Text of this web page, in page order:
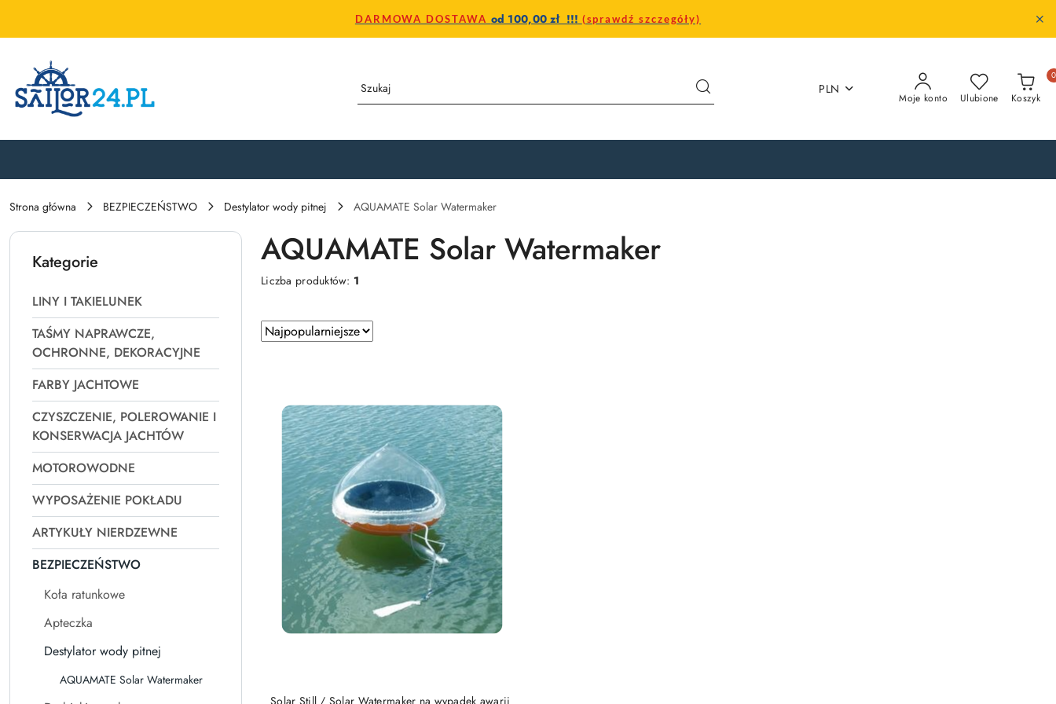
DARMOWA DOSTAWA od 100,00 zł !!! (sprawdź szczegóły)
PLN
Moje konto Ulubione Koszyk
0
Strona główna BEZPIECZEŃSTWO Destylator wody pitnej AQUAMATE Solar Watermaker
Kategorie
LINY I TAKIELUNEK
TAŚMY NAPRAWCZE,
OCHRONNE, DEKORACYJNE
FARBY JACHTOWE
CZYSZCZENIE, POLEROWANIE I
KONSERWACJA JACHTÓW
MOTOROWODNE
WYPOSAŻENIE POKŁADU
ARTYKUŁY NIERDZEWNE
BEZPIECZEŃSTWO
Koła ratunkowe
Apteczka
Destylator wody pitnej
AQUAMATE Solar Watermaker
AQUAMATE Solar Watermaker
Liczba produktów: 1
Zastosowano
sortowanie:
Sortuj
według
DO KOSZYKA